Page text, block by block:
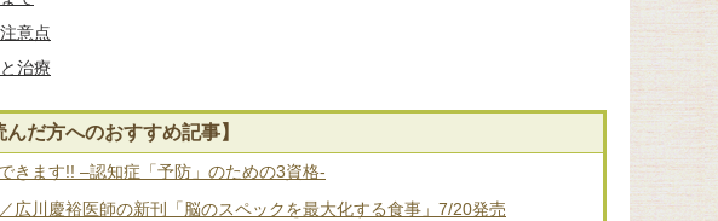
意点
治療
んだ方へのおすすめ記事】
きます!! –認知症「予防」のための3資格-
広川慶裕医師の新刊「脳のスペックを最大化する食事」7/20発売